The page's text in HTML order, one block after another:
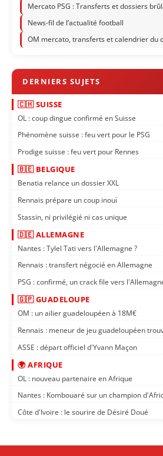
Mercato PSG : Transferts et dossiers
News-fil de l’actualité football
OM mercato, transferts et calendrier du
🇨🇭 SUISSE
OL : coup dingue confirmé en Suisse
Phénomène suisse : feu vert pour le PSG
Prodige suisse : feu vert pour Rennes
🇧🇪 BELGIQUE
Benatia relance un dossier XXL
Rennais prépare un coup inouï
Stassin, ni privilégié ni cas unique
🇩🇪 ALLEMAGNE
Nantes : Tylel Tati vers l'Allemagne ?
Rennais : transfert négocié en Allemagne
PSG : confirmé, un crack file vers
🇬🇵 GUADELOUPE
OM : un ailier guadeloupéen à 18M€
Rennais : meneur de jeu guadeloupéen
ASSE : départ officiel d'Yvann Maçon
🌍 AFRIQUE
OL : nouveau partenaire en Afrique
Nantes : Kombouaré sur un champion
Côte d'Ivoire : le sourire de Désiré Doué